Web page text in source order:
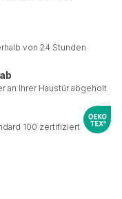
von 24 Stunden
an Ihrer Haustür abgeholt
100 zertifiziert